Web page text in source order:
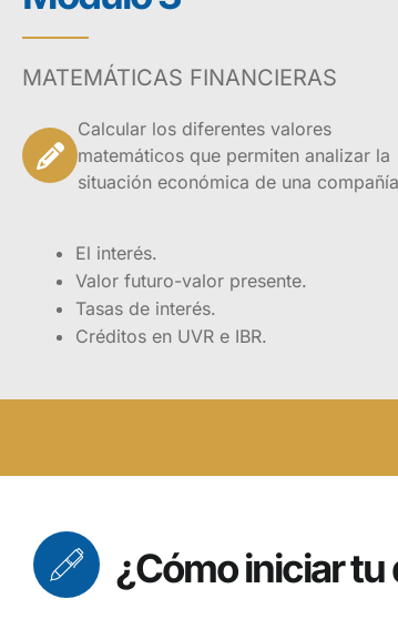
El
con
MATEMÁTICAS FINANCIERAS
Calcular los diferentes valores
matemáticos que permiten analizar la
situación económica de una
El interés.
Valor futuro-valor presente.
Tasas de interés.
Créditos en UVR e IBR.
¿Cómo iniciar